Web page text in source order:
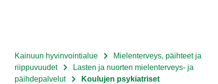
Murupolku
Kainuun hyvinvointialue
Mielenterveys, päihteet ja
riippuvuudet
Lasten ja nuorten mielenterveys- ja
päihdepalvelut
Koulujen psykiatriset